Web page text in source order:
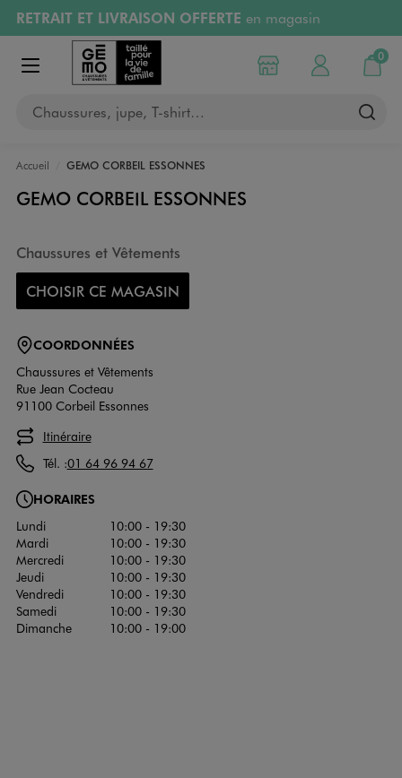
Aller au contenu principal
Aller à la navigation
RETRAIT ET LIVRAISON OFFERTE en magasin
Retours OFFERTSpendant 30 jours
PAYEZ EN 3x SANS FRAIS
RÉSERVATION GRATUITE
Afficher le menu
Chaussures, jupe, T-shirt…
Choisir mon magasin
Mon compte
0
Mon
Accueil GEMO CORBEIL ESSONNES
GEMO CORBEIL ESSONNES
Chaussures et Vêtements
CHOISIR CE MAGASIN
COORDONNÉES
Chaussures et Vêtements
Rue Jean Cocteau
91100 Corbeil Essonnes
Itinéraire
Tél. :01 64 96 94 67
HORAIRES
Lundi
10:00 - 19:30
Mardi
10:00 - 19:30
Mercredi
10:00 - 19:30
Jeudi
10:00 - 19:30
Vendredi
10:00 - 19:30
Samedi
10:00 - 19:30
Dimanche
10:00 - 19:00